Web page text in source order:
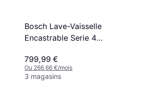
Bosch Lave-Vaisselle
Encastrable Serie 4
799,99 €
Ou 266,66 €/mois
3 magasins